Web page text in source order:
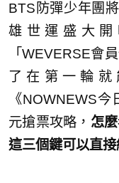
BTS防彈少年團
雄世運盛大
「WEVERSE會
了在第一輪就
《NOWNEWS
元搶票攻略， 怎
這三個鍵可以直